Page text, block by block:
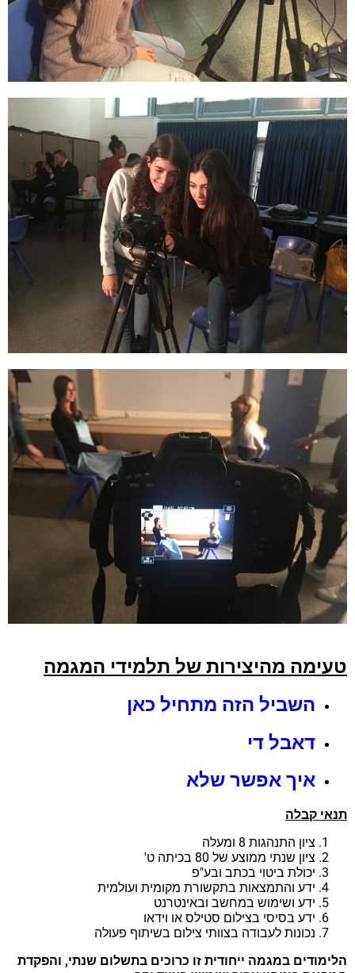
מהיצירות של תלמידי המגמה
השביל הזה מתחיל כאן
דאבל די
איך אפשר שלא
קבלה
ציון התנהגות 8 ומעלה
ציון שנתי ממוצע של 80 בכיתה ט'
יכולת ביטוי בכתב ובע"פ
ידע והתמצאות בתקשורת מקומית ועולמית
ידע ושימוש במחשב ובאינטרנט
ידע בסיסי בצילום סטילס או וידאו
נכונות לעבודה בצוותי צילום בשיתוף פעולה
במגמה ייחודית זו כרוכים בתשלום שנתי, והפקדת